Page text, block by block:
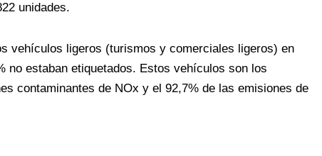
unidades.
vehículos ligeros (turismos y comerciales ligeros) en
no estaban etiquetados. Estos vehículos son los
contaminantes de NOx y el 92,7% de las emisiones de